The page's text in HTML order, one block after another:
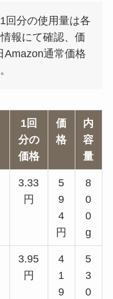
回分の使用量は各
報にて確認、価
Amazon通常価格
1回
分の
価格
価
格
内
容
量
3.33
円
5
9
4
円
8
0
0
g
3.95
円
4
1
9
5
3
0